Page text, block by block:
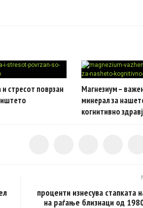
стресот поврзан
Магнезиум –
минерал за
когнитивно
проценти изнесува стапката
на раѓање близнаци од